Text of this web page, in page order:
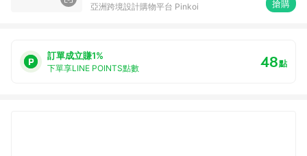
亞洲跨境設計購物平台 Pinkoi 搶購
訂單成立賺1%
下單享LINE POINTS點數 48點